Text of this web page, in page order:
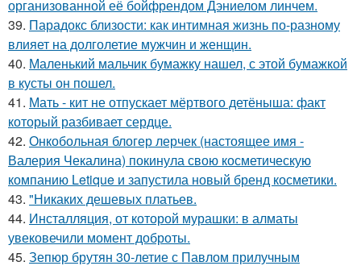
организованной её бойфрендом Дэниелом линчем.
39. Парадокс близости: как интимная жизнь по-разному
влияет на долголетие мужчин и женщин.
40. Маленький мальчик бумажку нашел, с этой бумажкой
в кусты он пошел.
41. Мать - кит не отпускает мёртвого детёныша: факт
который разбивает сердце.
42. Онкобольная блогер лерчек (настоящее имя -
Валерия Чекалина) покинула свою косметическую
компанию Letique и запустила новый бренд косметики.
43. "Никаких дешевых платьев.
44. Инсталляция, от которой мурашки: в алматы
увековечили момент доброты.
45. Зепюр брутян 30-летие с Павлом прилучным